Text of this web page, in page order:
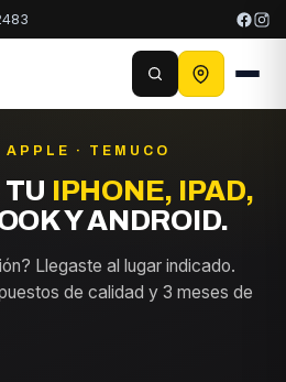
· TEMUCO
TU
IPHONE, IPAD,
Y ANDROID.
Llegaste al lugar indicado.
de calidad y 3 meses de